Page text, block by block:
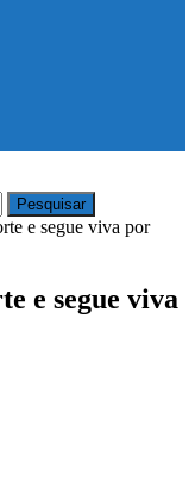
e segue viva por
e segue viva